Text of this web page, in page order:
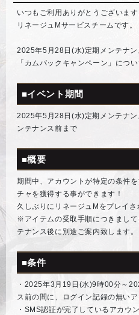
いつもご利用ありがとうございます
リネージュMサービスチームです。
2025年5月28日(水)定期メンテナ
「カムバックキャンペーン」につ
■イベント期間
2025年5月28日(水)定期メンテナ
ンテナンス前まで
■概要
期間中、アカウントが特定の条件
チャを獲得する事ができます！
久しぶりにリネージュMをプレイさ
※アイテムの受取手順につきまし
テナンス後に別途ご案内致します。
■条件
・2025年3月19日(水)9時00分～
ス前の間に、ログイン記録の無いア
・SMS認証が完了しているアカウン